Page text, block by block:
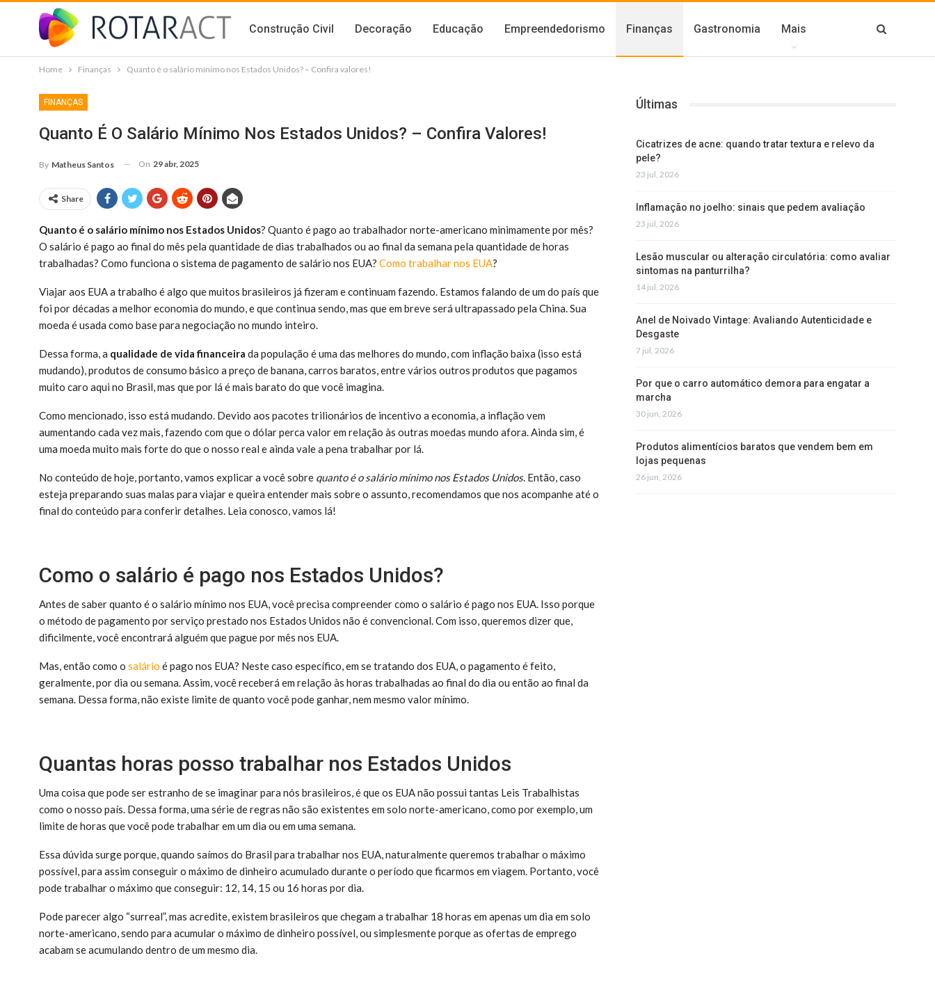
Construção Civil Decoração Educação Empreendedorismo Finanças Gastronomia Mais
Home Finanças Quanto é o salário mínimo nos Estados Unidos? – Confira valores!
FINANÇAS
Quanto É O Salário Mínimo Nos Estados Unidos? – Confira Valores!
By Matheus Santos On 29 abr, 2025
Share
Quanto é o salário mínimo nos Estados Unidos? Quanto é pago ao trabalhador norte-americano minimamente por mês?
O salário é pago ao final do mês pela quantidade de dias trabalhados ou ao final da semana pela quantidade de horas
trabalhadas? Como funciona o sistema de pagamento de salário nos EUA? Como trabalhar nos EUA?
Viajar aos EUA a trabalho é algo que muitos brasileiros já fizeram e continuam fazendo. Estamos falando de um do país que
foi por décadas a melhor economia do mundo, e que continua sendo, mas que em breve será ultrapassado pela China. Sua
moeda é usada como base para negociação no mundo inteiro.
Dessa forma, a qualidade de vida financeira da população é uma das melhores do mundo, com inflação baixa (isso está
mudando), produtos de consumo básico a preço de banana, carros baratos, entre vários outros produtos que pagamos
muito caro aqui no Brasil, mas que por lá é mais barato do que você imagina.
Como mencionado, isso está mudando. Devido aos pacotes trilionários de incentivo a economia, a inflação vem
aumentando cada vez mais, fazendo com que o dólar perca valor em relação às outras moedas mundo afora. Ainda sim, é
uma moeda muito mais forte do que o nosso real e ainda vale a pena trabalhar por lá.
No conteúdo de hoje, portanto, vamos explicar a você sobre quanto é o salário mínimo nos Estados Unidos. Então, caso
esteja preparando suas malas para viajar e queira entender mais sobre o assunto, recomendamos que nos acompanhe até o
final do conteúdo para conferir detalhes. Leia conosco, vamos lá!
Como o salário é pago nos Estados Unidos?
Antes de saber quanto é o salário mínimo nos EUA, você precisa compreender como o salário é pago nos EUA. Isso porque
o método de pagamento por serviço prestado nos Estados Unidos não é convencional. Com isso, queremos dizer que,
dificilmente, você encontrará alguém que pague por mês nos EUA.
Mas, então como o salário é pago nos EUA? Neste caso específico, em se tratando dos EUA, o pagamento é feito,
geralmente, por dia ou semana. Assim, você receberá em relação às horas trabalhadas ao final do dia ou então ao final da
semana. Dessa forma, não existe limite de quanto você pode ganhar, nem mesmo valor mínimo.
Quantas horas posso trabalhar nos Estados Unidos
Uma coisa que pode ser estranho de se imaginar para nós brasileiros, é que os EUA não possui tantas Leis Trabalhistas
como o nosso país. Dessa forma, uma série de regras não são existentes em solo norte-americano, como por exemplo, um
limite de horas que você pode trabalhar em um dia ou em uma semana.
Essa dúvida surge porque, quando saímos do Brasil para trabalhar nos EUA, naturalmente queremos trabalhar o máximo
possível, para assim conseguir o máximo de dinheiro acumulado durante o período que ficarmos em viagem. Portanto, você
pode trabalhar o máximo que conseguir: 12, 14, 15 ou 16 horas por dia.
Pode parecer algo “surreal”, mas acredite, existem brasileiros que chegam a trabalhar 18 horas em apenas um dia em solo
norte-americano, sendo para acumular o máximo de dinheiro possível, ou simplesmente porque as ofertas de emprego
acabam se acumulando dentro de um mesmo dia.
Últimas
Cicatrizes de acne: quando tratar textura e relevo da
pele?
23 jul, 2026
Inflamação no joelho: sinais que pedem avaliação
23 jul, 2026
Lesão muscular ou alteração circulatória: como avaliar
sintomas na panturrilha?
14 jul, 2026
Anel de Noivado Vintage: Avaliando Autenticidade e
Desgaste
7 jul, 2026
Por que o carro automático demora para engatar a
marcha
30 jun, 2026
Produtos alimentícios baratos que vendem bem em
lojas pequenas
26 jun, 2026